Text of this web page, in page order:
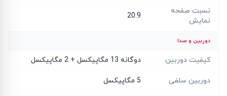
نسبت صفحه
نمایش
20:9
دوربین و صدا
کیفیت دوربین دوگانه 13 مگاپیکسل + 2 مگاپیکسل
دوربین سلفی 5 مگاپیکسل